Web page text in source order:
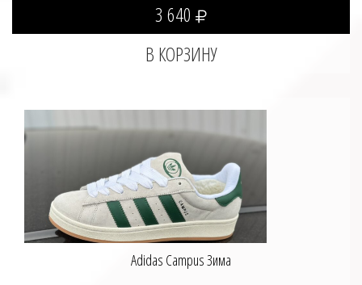
3 640
Adidas Campus Зима